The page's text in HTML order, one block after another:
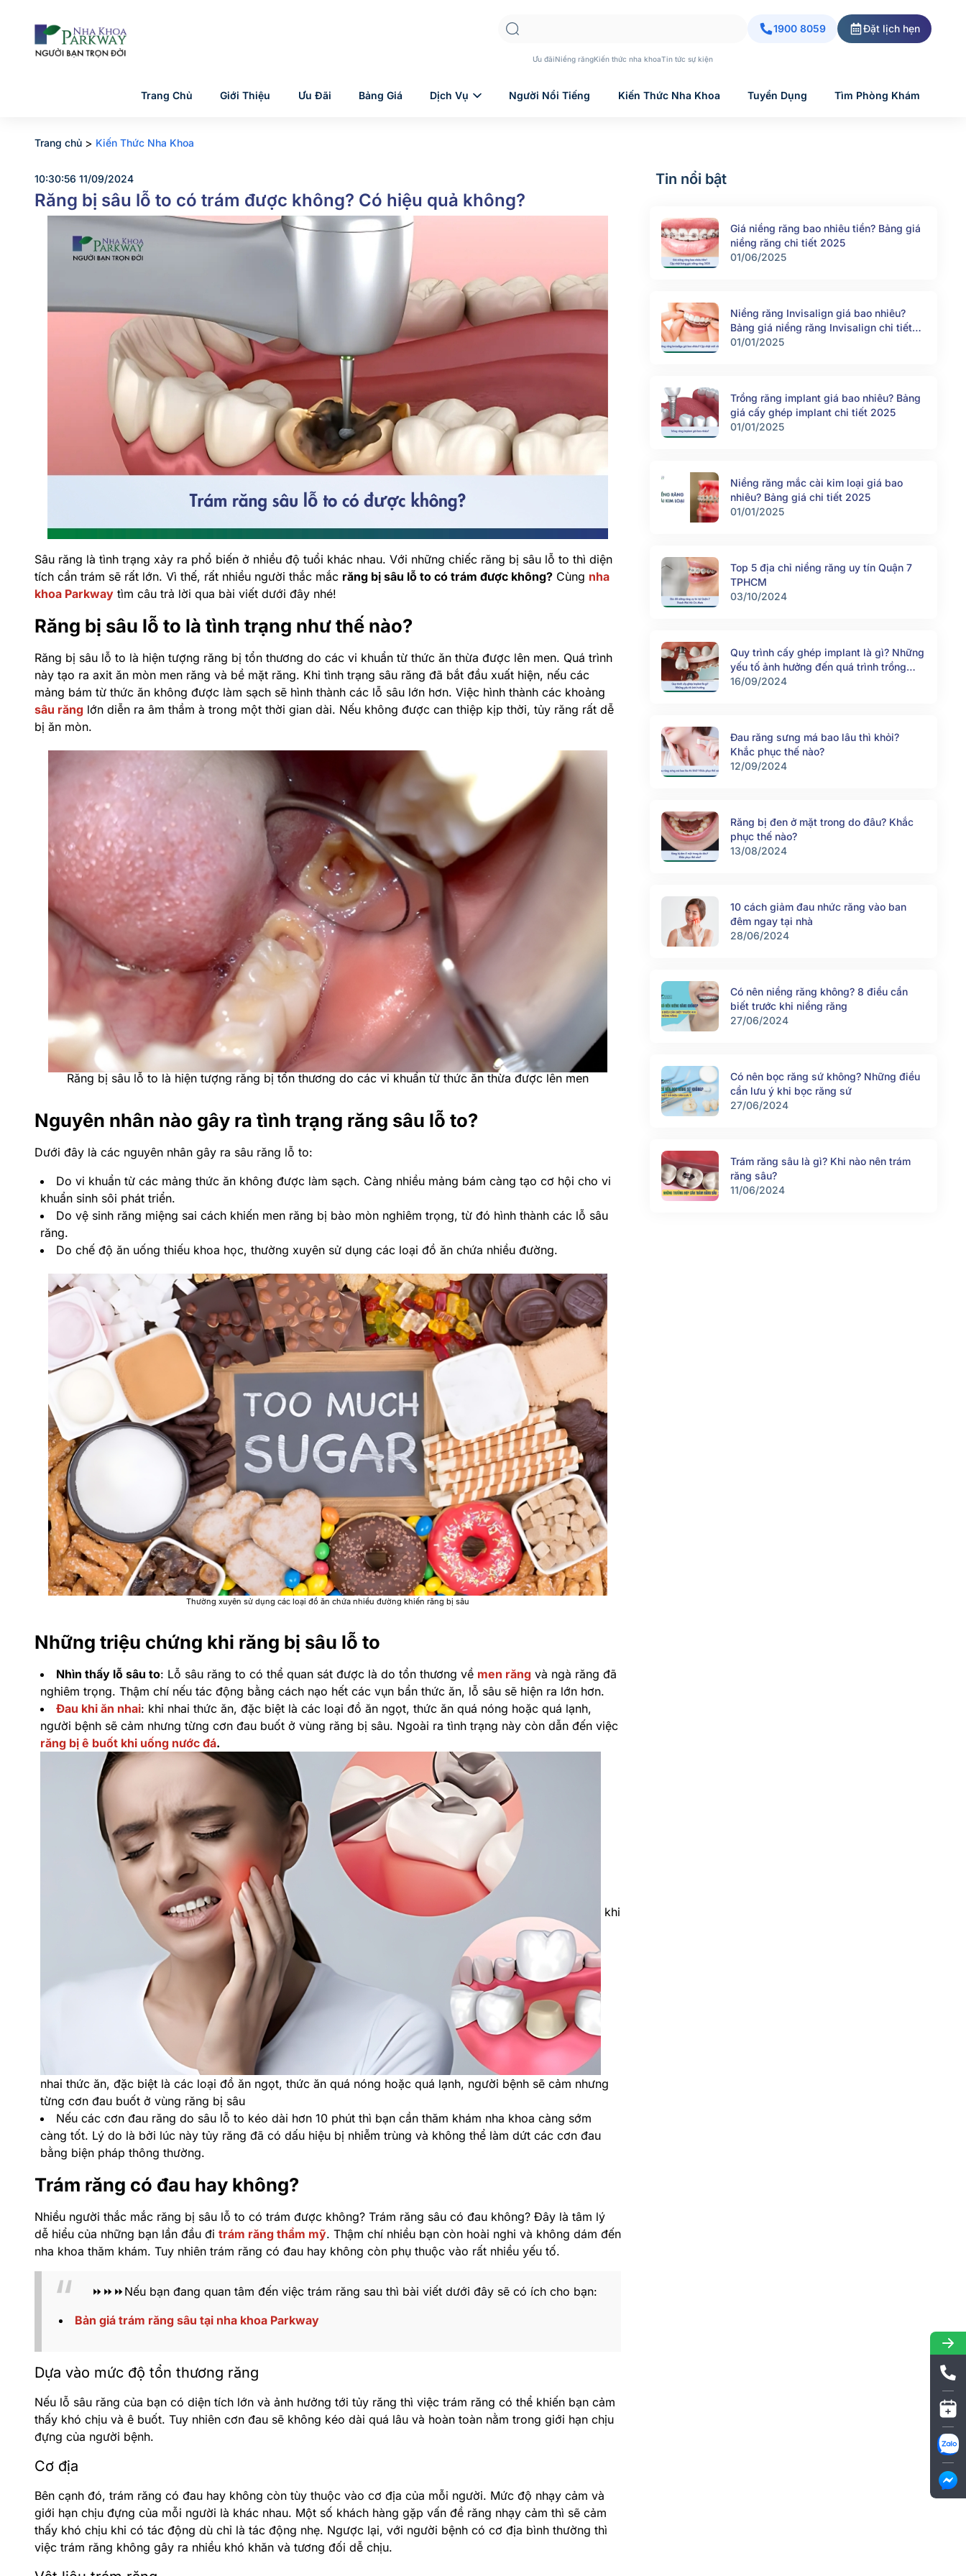
Ưu đãiNiềng răngKiến thức nha khoaTin tức sự kiện
1900 8059 Đặt lịch hẹn
Trang Chủ Giới Thiệu Ưu Đãi Bảng Giá Dịch Vụ Người Nổi Tiếng Kiến Thức Nha Khoa Tuyển Dụng Tìm Phòng Khám
Trang chủ > Kiến Thức Nha Khoa
10:30:56 11/09/2024
Răng bị sâu lỗ to có trám được không? Có hiệu quả không?
Sâu răng là tình trạng xảy ra phổ biến ở nhiều độ tuổi khác nhau. Với những chiếc răng bị sâu lỗ to thì diện
tích cần trám sẽ rất lớn. Vì thế, rất nhiều người thắc mắc răng bị sâu lỗ to có trám được không? Cùng nha
khoa Parkway tìm câu trả lời qua bài viết dưới đây nhé!
Răng bị sâu lỗ to là tình trạng như thế nào?
Răng bị sâu lỗ to là hiện tượng răng bị tổn thương do các vi khuẩn từ thức ăn thừa được lên men. Quá trình
này tạo ra axit ăn mòn men răng và bề mặt răng. Khi tình trạng sâu răng đã bắt đầu xuất hiện, nếu các
mảng bám từ thức ăn không được làm sạch sẽ hình thành các lỗ sâu lớn hơn. Việc hình thành các khoảng
sâu răng lớn diễn ra âm thầm à trong một thời gian dài. Nếu không được can thiệp kịp thời, tủy răng rất dễ
bị ăn mòn.
Răng bị sâu lỗ to là hiện tượng răng bị tổn thương do các vi khuẩn từ thức ăn thừa được lên men
Nguyên nhân nào gây ra tình trạng răng sâu lỗ to?
Dưới đây là các nguyên nhân gây ra sâu răng lỗ to:
Do vi khuẩn từ các mảng thức ăn không được làm sạch. Càng nhiều mảng bám càng tạo cơ hội cho vi
khuẩn sinh sôi phát triển.
Do vệ sinh răng miệng sai cách khiến men răng bị bào mòn nghiêm trọng, từ đó hình thành các lỗ sâu
răng.
Do chế độ ăn uống thiếu khoa học, thường xuyên sử dụng các loại đồ ăn chứa nhiều đường.
Thường xuyên sử dụng các loại đồ ăn chứa nhiều đường khiến răng bị sâu
Những triệu chứng khi răng bị sâu lỗ to
Nhìn thấy lỗ sâu to: Lỗ sâu răng to có thể quan sát được là do tổn thương về men răng và ngà răng đã
nghiêm trọng. Thậm chí nếu tác động bằng cách nạo hết các vụn bẩn thức ăn, lỗ sâu sẽ hiện ra lớn hơn.
Đau khi ăn nhai: khi nhai thức ăn, đặc biệt là các loại đồ ăn ngọt, thức ăn quá nóng hoặc quá lạnh,
người bệnh sẽ cảm nhưng từng cơn đau buốt ở vùng răng bị sâu. Ngoài ra tình trạng này còn dẫn đến việc
răng bị ê buốt khi uống nước đá.
khi
nhai thức ăn, đặc biệt là các loại đồ ăn ngọt, thức ăn quá nóng hoặc quá lạnh, người bệnh sẽ cảm nhưng
từng cơn đau buốt ở vùng răng bị sâu
Nếu các cơn đau răng do sâu lỗ to kéo dài hơn 10 phút thì bạn cần thăm khám nha khoa càng sớm
càng tốt. Lý do là bởi lúc này tủy răng đã có dấu hiệu bị nhiễm trùng và không thể làm dứt các cơn đau
bằng biện pháp thông thường.
Trám răng có đau hay không?
Nhiều người thắc mắc răng bị sâu lỗ to có trám được không? Trám răng sâu có đau không? Đây là tâm lý
dễ hiểu của những bạn lần đầu đi trám răng thẩm mỹ. Thậm chí nhiều bạn còn hoài nghi và không dám đến
nha khoa thăm khám. Tuy nhiên trám răng có đau hay không còn phụ thuộc vào rất nhiều yếu tố.
⏩⏩⏩Nếu bạn đang quan tâm đến việc trám răng sau thì bài viết dưới đây sẽ có ích cho bạn:
Bản giá trám răng sâu tại nha khoa Parkway
Dựa vào mức độ tổn thương răng
Nếu lỗ sâu răng của bạn có diện tích lớn và ảnh hưởng tới tủy răng thì việc trám răng có thể khiến bạn cảm
thấy khó chịu và ê buốt. Tuy nhiên cơn đau sẽ không kéo dài quá lâu và hoàn toàn nằm trong giới hạn chịu
đựng của người bệnh.
Cơ địa
Bên cạnh đó, trám răng có đau hay không còn tùy thuộc vào cơ địa của mỗi người. Mức độ nhạy cảm và
giới hạn chịu đựng của mỗi người là khác nhau. Một số khách hàng gặp vấn đề răng nhạy cảm thì sẽ cảm
thấy khó chịu khi có tác động dù chỉ là tác động nhẹ. Ngược lại, với người bệnh có cơ địa bình thường thì
việc trám răng không gây ra nhiều khó khăn và tương đối dễ chịu.
Tin nổi bật
Giá niềng răng bao nhiêu tiền? Bảng giá
niềng răng chi tiết 2025
01/06/2025
Niềng răng Invisalign giá bao nhiêu?
Bảng giá niềng răng Invisalign chi tiết
2025
01/01/2025
Trồng răng implant giá bao nhiêu? Bảng
giá cấy ghép implant chi tiết 2025
01/01/2025
Niềng răng mắc cài kim loại giá bao
nhiêu? Bảng giá chi tiết 2025
01/01/2025
Top 5 địa chỉ niềng răng uy tín Quận 7
TPHCM
03/10/2024
Quy trình cấy ghép implant là gì? Những
yếu tố ảnh hưởng đến quá trình trồng
răng implant
16/09/2024
Đau răng sưng má bao lâu thì khỏi?
Khắc phục thế nào?
12/09/2024
Răng bị đen ở mặt trong do đâu? Khắc
phục thế nào?
13/08/2024
10 cách giảm đau nhức răng vào ban
đêm ngay tại nhà
28/06/2024
Có nên niềng răng không? 8 điều cần
biết trước khi niềng răng
27/06/2024
Có nên bọc răng sứ không? Những điều
cần lưu ý khi bọc răng sứ
27/06/2024
Trám răng sâu là gì? Khi nào nên trám
răng sâu?
11/06/2024